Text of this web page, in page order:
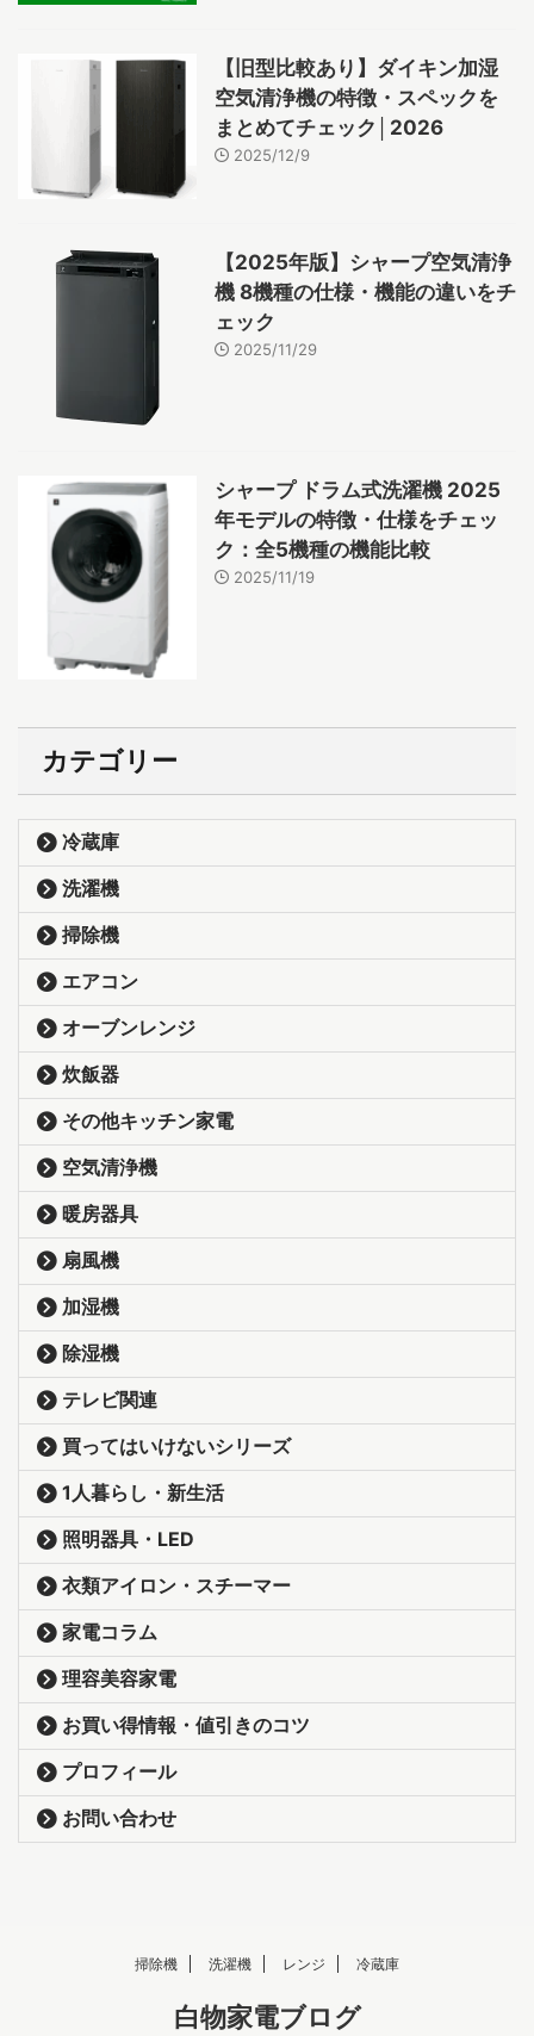
【旧型比較あり】ダイキン加湿
空気清浄機の特徴・スペックを
まとめてチェック│2026
2025/12/9
【2025年版】シャープ空気清浄
機 8機種の仕様・機能の違いをチ
ェック
2025/11/29
シャープ ドラム式洗濯機 2025
年モデルの特徴・仕様をチェッ
ク：全5機種の機能比較
2025/11/19
カテゴリー
冷蔵庫
洗濯機
掃除機
エアコン
オーブンレンジ
炊飯器
その他キッチン家電
空気清浄機
暖房器具
扇風機
加湿機
除湿機
テレビ関連
買ってはいけないシリーズ
1人暮らし・新生活
照明器具・LED
衣類アイロン・スチーマー
家電コラム
理容美容家電
お買い得情報・値引きのコツ
プロフィール
お問い合わせ
掃除機 洗濯機 レンジ 冷蔵庫
白物家電ブログ